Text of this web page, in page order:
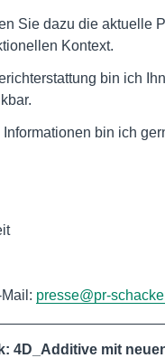
Sie dazu die aktuelle
Kontext.
bin ich
bin ich
presse@pr-
4D_Additive mit